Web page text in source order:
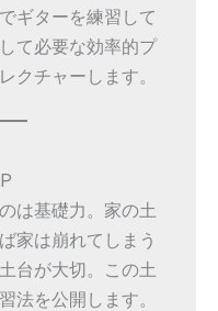
ギターを練習して
て必要な効率的プ
クチャーします。
は基礎力。家の土
家は崩れてしまう
台が大切。この土
法を公開します。